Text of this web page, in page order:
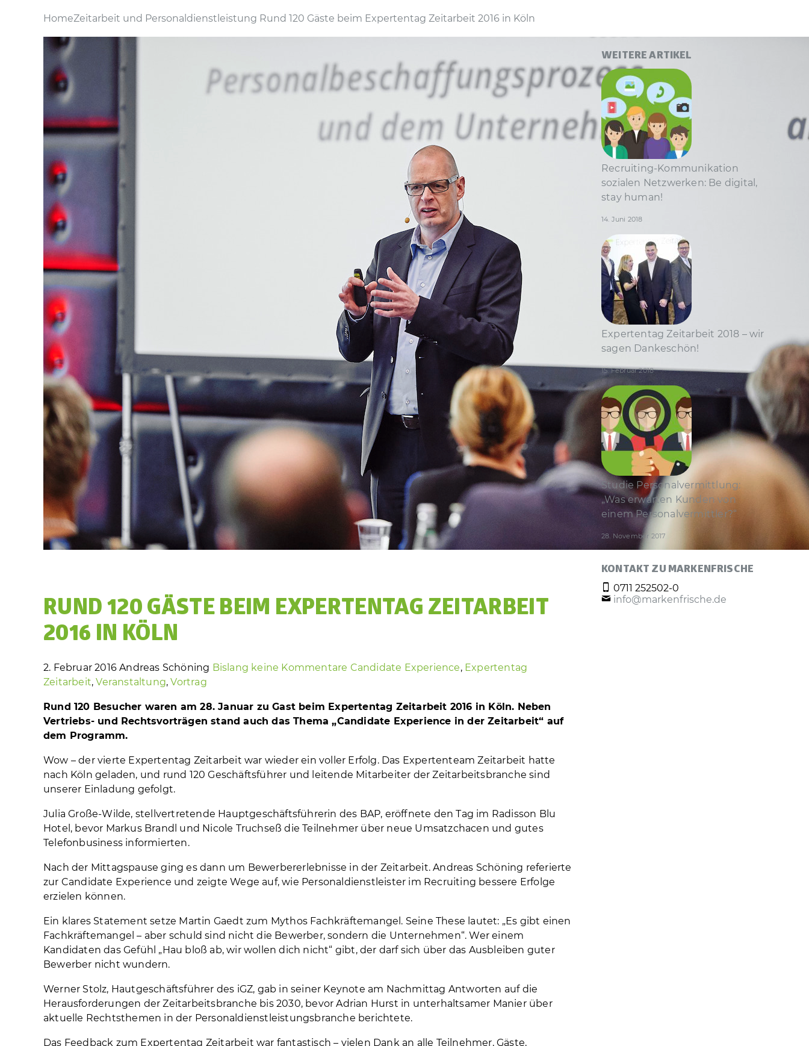
HomeZeitarbeit und Personaldienstleistung Rund 120 Gäste beim Expertentag Zeitarbeit 2016 in Köln
RUND 120 GÄSTE BEIM EXPERTENTAG ZEITARBEIT
2016 IN KÖLN
2. Februar 2016 Andreas Schöning Bislang keine Kommentare Candidate Experience, Expertentag
Zeitarbeit,Veranstaltung,Vortrag
Rund 120 Besucher waren am 28. Januar zu Gast beim Expertentag Zeitarbeit 2016 in Köln. Neben
Vertriebs- und Rechtsvorträgen stand auch das Thema „Candidate Experience in der Zeitarbeit“ auf
dem Programm.
Wow – der vierte Expertentag Zeitarbeit war wieder ein voller Erfolg. Das Expertenteam Zeitarbeit hatte
nach Köln geladen, und rund 120 Geschäftsführer und leitende Mitarbeiter der Zeitarbeitsbranche sind
unserer Einladung gefolgt.
Julia Große-Wilde, stellvertretende Hauptgeschäftsführerin des BAP, eröffnete den Tag im Radisson Blu
Hotel, bevor Markus Brandl und Nicole Truchseß die Teilnehmer über neue Umsatzchacen und gutes
Telefonbusiness informierten.
Nach der Mittagspause ging es dann um Bewerbererlebnisse in der Zeitarbeit. Andreas Schöning referierte
zur Candidate Experience und zeigte Wege auf, wie Personaldienstleister im Recruiting bessere Erfolge
erzielen können.
Ein klares Statement setze Martin Gaedt zum Mythos Fachkräftemangel. Seine These lautet: „Es gibt einen
Fachkräftemangel – aber schuld sind nicht die Bewerber, sondern die Unternehmen“. Wer einem
Kandidaten das Gefühl „Hau bloß ab, wir wollen dich nicht“ gibt, der darf sich über das Ausbleiben guter
Bewerber nicht wundern.
Werner Stolz, Hautgeschäftsführer des iGZ, gab in seiner Keynote am Nachmittag Antworten auf die
Herausforderungen der Zeitarbeitsbranche bis 2030, bevor Adrian Hurst in unterhaltsamer Manier über
aktuelle Rechtsthemen in der Personaldienstleistungsbranche berichtete.
Das Feedback zum Expertentag Zeitarbeit war fantastisch – vielen Dank an alle Teilnehmer, Gäste,
WEITERE ARTIKEL
Recruiting-Kommunikation
sozialen Netzwerken: Be digital,
stay human!
14. Juni 2018
Expertentag Zeitarbeit 2018 – wir
sagen Dankeschön!
15. Februar 2018
Studie Personal­vermittlung:
„Was erwarten Kunden von
einem Personal­vermittler?“
28. November 2017
KONTAKT ZU MARKENFRISCHE
0711 252502-0
info@markenfrische.de